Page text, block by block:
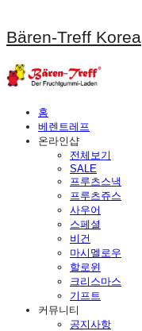
Bären-Treff Korea
홈
베렌트레프
온라인샵
전체보기
SALE
프루츠스낵
프루츠쥬스
사우어
스페셜
비건
마시멜로우
할로윈
크리스마스
기프트
커뮤니티
공지사항